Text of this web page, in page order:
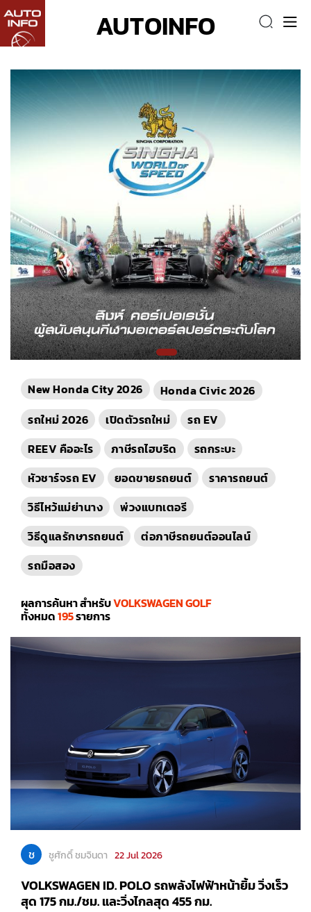
AUTOINFO
New Honda City 2026
Honda Civic 2026
รถใหม่ 2026
เปิดตัวรถใหม่
รถ EV
REEV คืออะไร
ภาษีรถไฮบริด
รถกระบะ
หัวชาร์จรถ EV
ยอดขายรถยนต์
ราคารถยนต์
วิธีไหว้แม่ย่านาง
พ่วงแบทเตอรี
วิธีดูแลรักษารถยนต์
ต่อภาษีรถยนต์ออนไลน์
รถมือสอง
ผลการค้นหา สำหรับVOLKSWAGEN GOLF
ทั้งหมด195รายการ
ช ชูศักดิ์ ชมจินดา 22 Jul 2026
VOLKSWAGEN ID. POLO รถพลังไฟฟ้าหน้ายิ้ม วิ่งเร็ว
สุด 175 กม./ชม. และวิ่งไกลสุด 455 กม.